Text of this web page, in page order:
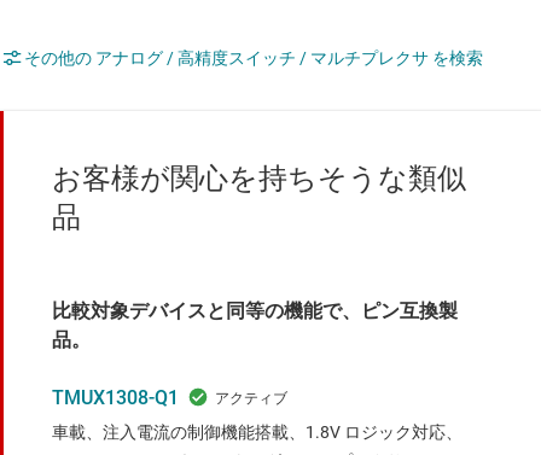
その他の アナログ / 高精度スイッチ / マルチプレクサ を検索
お客様が関心を持ちそうな類似
品
比較対象デバイスと同等の機能で、ピン互換製
品。
TMUX1308-Q1
車載、注入電流の制御機能搭載、1.8V ロジック対応、